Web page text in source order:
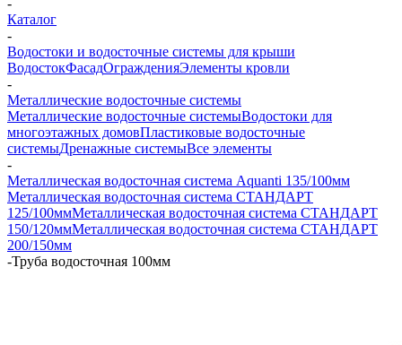
Каталог
-
Водостоки и водосточные системы для крыши
ВодостокФасадОгражденияЭлементы кровли
-
Металлические водосточные системы
Металлические водосточные системыВодостоки для
многоэтажных домовПластиковые водосточные
системыДренажные системыВсе элементы
-
Металлическая водосточная система Aquanti 135/100мм
Металлическая водосточная система СТАНДАРТ
125/100ммМеталлическая водосточная система СТАНДАРТ
150/120ммМеталлическая водосточная система СТАНДАРТ
200/150мм
-Труба водосточная 100мм